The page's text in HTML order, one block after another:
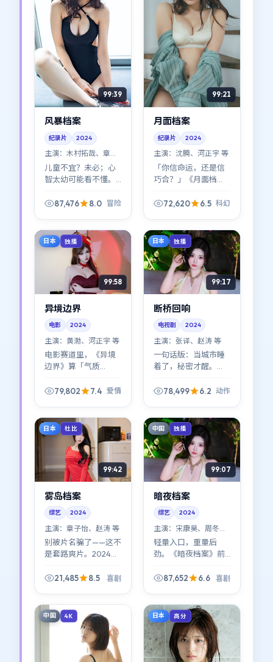
99:39
风暴档案
纪录片 2024
主演： 木村拓哉、章子
怡 等
儿童不宜？未必；心
智太幼可能看不懂。
世界的规则讲得很直
87,476 8.0 冒险
99:21
月面档案
纪录片 2024
主演： 沈腾、河正宇 等
「你信命运，还是信
巧合？」《月面档
写进了每一帧。科幻
72,620 6.5 科幻
日本 独播
99:58
异境边界
电影 2024
主演： 黄渤、河正宇 等
电影赛道里，《异境
边界》算「气质
喧哗，却能把人钉在
起了大量沉默戏。
79,802 7.4 爱情
日本 独播
99:17
断桥回响
电视剧 2024
主演： 张译、赵涛 等
一句话版：当城市睡
着了，秘密才醒。
压在夜色的边线上，
看见」。
78,499 6.2 动作
日本 杜比
99:42
雾岛档案
综艺 2024
主演： 章子怡、赵涛 等
别被片名骗了——这不
是套路爽片。2024年
剧做壳，讲的是普通
的对手戏很耐看）。
21,485 8.5 喜剧
中国 独播
99:07
暗夜档案
综艺 2024
主演： 宋康昊、周冬雨
等
轻量入口，重量后
劲。《暗夜档案》前
诗缩印；喜剧标签贴
题。
87,652 6.6 喜剧
中国 4K 日本 高分